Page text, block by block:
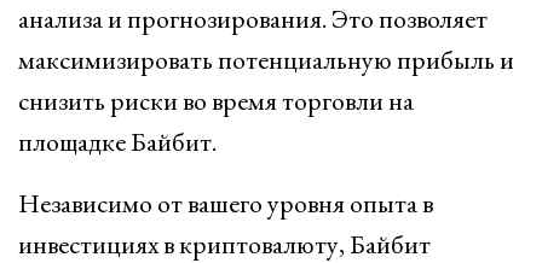
анализа и прогнозирования. Это позволяет
максимизировать потенциальную прибыль и
снизить риски во время торговли на
площадке Байбит.
Независимо от вашего уровня опыта в
инвестициях в криптовалюту, Байбит